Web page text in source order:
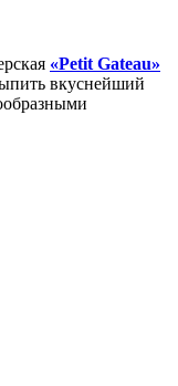
«Petit Gateau»
вкуснейший